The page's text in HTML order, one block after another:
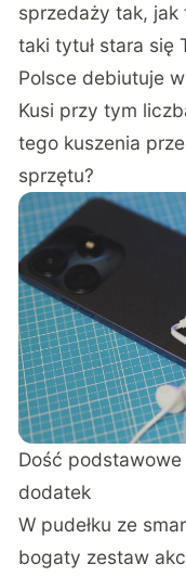
sprzedaży tak, jak
taki tytuł stara się
Polsce debiutuje
Kusi przy tym
tego kuszenia
sprzętu?
Dość podstawowe
dodatek
W pudełku ze
bogaty zestaw